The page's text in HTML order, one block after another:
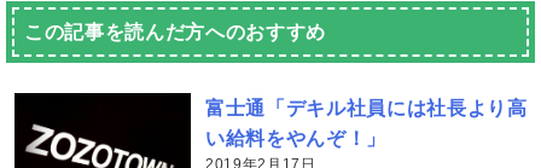
この記事を読んだ方へのおすすめ
富士通「デキル社員には社長より高
い給料をやんぞ！」
2019年2月17日